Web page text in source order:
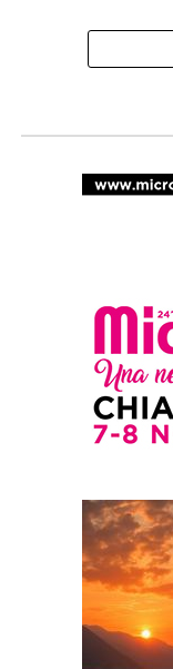
ARTICOLI &
d’Italia.
iscrizioni
novembre
Published 2
By